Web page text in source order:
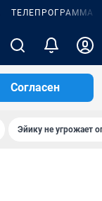
ТЕЛЕПРОГРАММА
Согласен
Эйику не угрожает